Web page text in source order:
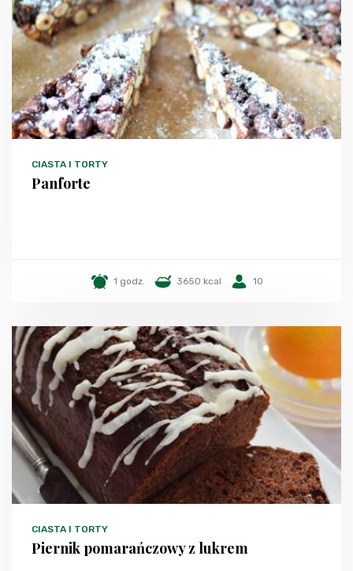
CIASTA I TORTY
Panforte
1 godz. 3650 kcal 10
CIASTA I TORTY
Piernik pomarańczowy z lukrem